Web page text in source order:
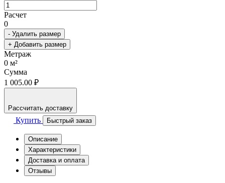
Расчет
0
- Удалить размер
+ Добавить размер
Метраж
0 м²
Сумма
1 005.00 ₽
Рассчитать доставку
Купить Быстрый заказ
Описание
Характеристики
Доставка и оплата
Отзывы